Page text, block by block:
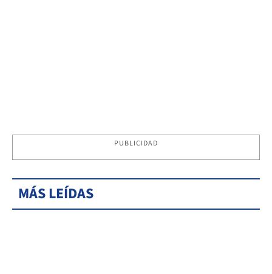
PUBLICIDAD
MÁS LEÍDAS